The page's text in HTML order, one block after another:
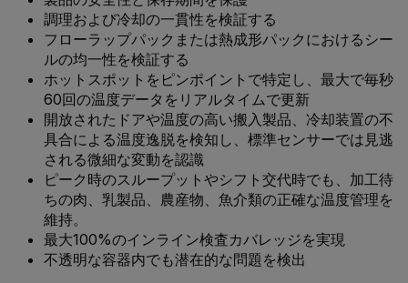
調理および冷却の一貫性を検証する
フローラップパックまたは熱成形パックにおけるシー
ルの均一性を検証する
ホットスポットをピンポイントで特定し、最大で毎秒
60回の温度データをリアルタイムで更新
開放されたドアや温度の高い搬入製品、冷却装置の不
具合による温度逸脱を検知し、標準センサーでは見逃
される微細な変動を認識
ピーク時のスループットやシフト交代時でも、加工待
ちの肉、乳製品、農産物、魚介類の正確な温度管理を
維持。
最大100%のインライン検査カバレッジを実現
不透明な容器内でも潜在的な問題を検出